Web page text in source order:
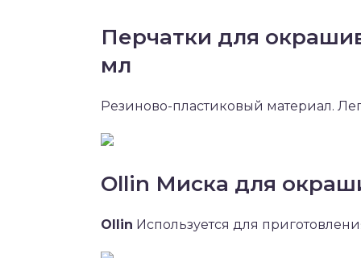
Перчатки для
мл
Резиново-пластиковый материал.
Ollin Миска для
Ollin Используется для